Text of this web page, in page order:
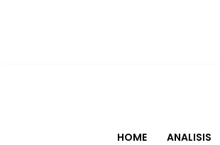
HOME ANALISIS